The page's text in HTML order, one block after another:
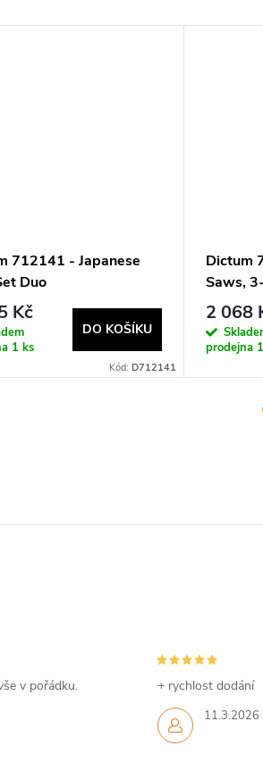
712141 - Japanese
Duo
Kč
1 ks
DO KOŠÍKU
Kód: D712141
Dictum
Saws,
Grip
2 068
prodejna
v pořádku.
11.3.2026
+ rychlost dodání